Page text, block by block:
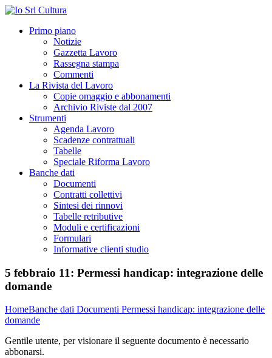
Primo piano
Notizie
Gazzetta Lavoro
Rassegna stampa
Commenti
La Rivista del Lavoro
Copie omaggio e abbonamenti
Archivio Riviste dal 2007
Strumenti
Agenda Lavoro
Scadenze contrattuali
Tabelle
Speciale Riforma Lavoro
Banche dati
Documenti
Contratti collettivi
Sintesi dei rinnovi
Tabelle retributive
Moduli e certificazioni
Formulari
Informative clienti studio
5 febbraio 11: Permessi handicap: integrazione delle
domande
HomeBanche dati Documenti Permessi handicap: integrazione delle
domande
Gentile utente, per visionare il seguente documento è necessario
abbonarsi.